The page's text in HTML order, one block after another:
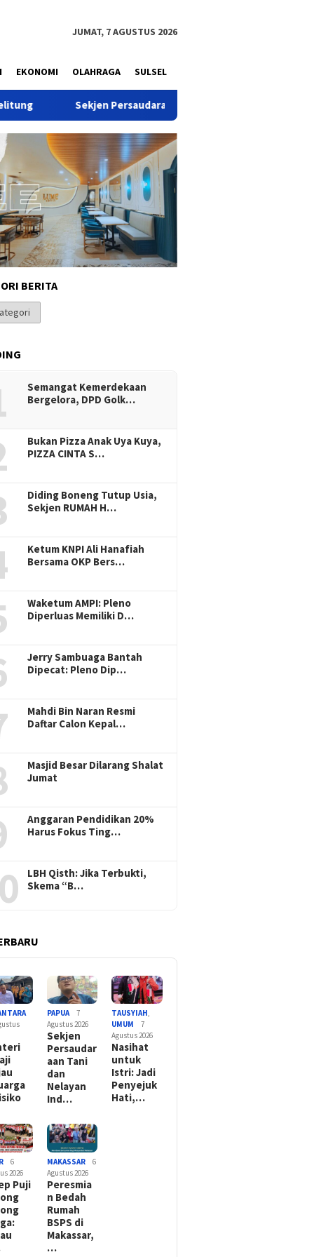
JUMAT, 7 AGUSTUS 2026
EKONOMI OLAHRAGA SULSEL
Persaudaraan Tani dan Nelayan Indonesia: Jangan Mudah
BERITA
Semangat Kemerdekaan
Bergelora, DPD Golk…
Bukan Pizza Anak Uya Kuya,
PIZZA CINTA S…
Diding Boneng Tutup Usia,
Sekjen RUMAH H…
Ketum KNPI Ali Hanafiah
Bersama OKP Bers…
Waketum AMPI: Pleno
Diperluas Memiliki D…
Jerry Sambuaga Bantah
Dipecat: Pleno Dip…
Mahdi Bin Naran Resmi
Daftar Calon Kepal…
Masjid Besar Dilarang Shalat
Jumat
Anggaran Pendidikan 20%
Harus Fokus Ting…
LBH Qisth: Jika Terbukti,
Skema “B…
PAPUA
7
Agustus 2026
Sekjen
Persaudar
aan Tani
dan
Nelayan
Ind…
TAUSYIAH,
UMUM
7
Agustus 2026
Nasihat
untuk
Istri: Jadi
Penyejuk
Hati,…
6
2026
Puji
MAKASSAR
6
Agustus 2026
Peresmia
n Bedah
Rumah
BSPS di
Makassar,
…